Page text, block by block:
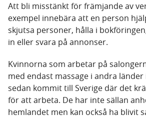
Att bli misstänkt för främjande av
exempel innebära att en person
skjutsa personer, hålla i
in eller svara på annonser.
Kvinnorna som arbetar på
med endast massage i andra
sedan kommit till Sverige där det
för att arbeta. De har inte sällan
hemlandet men kan också ha blivit